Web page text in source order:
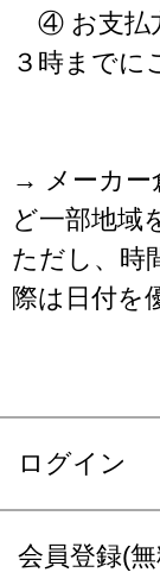
④ お支払
３時までに
→ メーカー
ど一部地域
ただし、時
際は日付を
ログイン
会員登録(